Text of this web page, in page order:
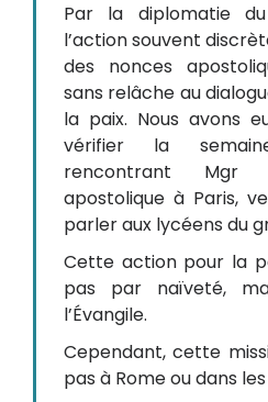
Par la diplomatie
l’action souvent
des nonces
sans relâche au
la paix. Nous avons
vérifier la
rencontrant Mgr
apostolique à Paris,
parler aux lycéens du
Cette action pour la
pas par naïveté,
l’Évangile.
Cependant, cette
pas à Rome ou dans